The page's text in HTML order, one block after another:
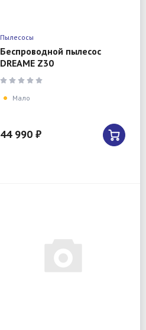
Пылесосы
Беспроводной пылесос
DREAME Z30
Мало
44 990 ₽